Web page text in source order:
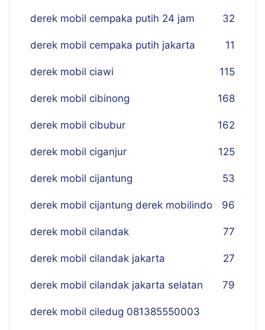
derek mobil cempaka putih 24 jam 32
derek mobil cempaka putih jakarta 11
derek mobil ciawi 115
derek mobil cibinong 168
derek mobil cibubur 162
derek mobil ciganjur 125
derek mobil cijantung 53
derek mobil cijantung derek mobilindo 96
derek mobil cilandak 77
derek mobil cilandak jakarta 27
derek mobil cilandak jakarta selatan 79
derek mobil ciledug 081385550003